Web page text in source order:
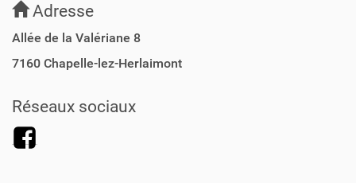
Adresse
Allée de la Valériane 8
7160 Chapelle-lez-Herlaimont
Réseaux sociaux